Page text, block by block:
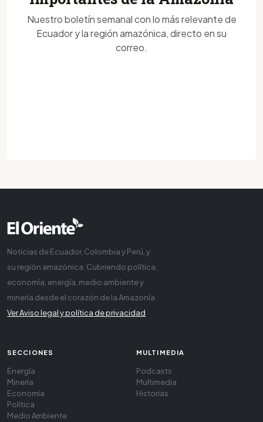
Nuestro boletín semanal con lo más relevante de
Ecuador y la región amazónica, directo en su
correo.
Noticias de Ecuador, Colombia y Perú, y
su región amazónica. Cubriendo política,
economía, energía, medio ambiente y
minería desde el corazón de la Amazonía
Ver Aviso legal y política de privacidad
SECCIONES
Energía
Minería
Economía
Política
Medio Ambiente
MULTIMEDIA
Podcasts
Multimedia
Historias